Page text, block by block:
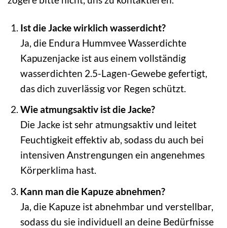
Ist die Jacke wirklich wasserdicht?
Ja, die Endura Hummvee Wasserdichte
Kapuzenjacke ist aus einem vollständig
wasserdichten 2.5-Lagen-Gewebe gefertigt,
das dich zuverlässig vor Regen schützt.
Wie atmungsaktiv ist die Jacke?
Die Jacke ist sehr atmungsaktiv und leitet
Feuchtigkeit effektiv ab, sodass du auch bei
intensiven Anstrengungen ein angenehmes
Körperklima hast.
Kann man die Kapuze abnehmen?
Ja, die Kapuze ist abnehmbar und verstellbar,
sodass du sie individuell an deine Bedürfnisse